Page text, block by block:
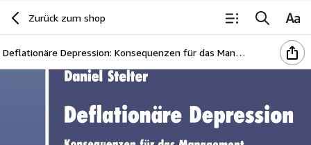
Zurück zum shop
Deflationäre Depression: Konsequenzen für das Management (DUV Wirtschaftswissenschaft) (German Edition)